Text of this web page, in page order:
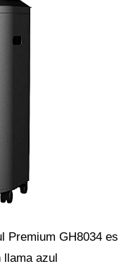
Premium GH8034 es
llama azul